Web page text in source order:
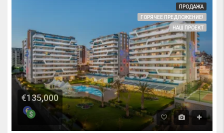
ПРОДАЖА
ГОРЯЧЕЕ ПРЕДЛОЖЕНИЕ!
НАШ ПРОЕКТ
€135,000